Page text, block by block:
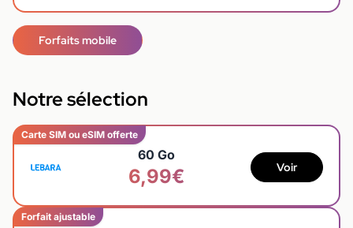
Forfaits mobile
Notre sélection
Carte SIM ou eSIM offerte
60 Go
6,99€ Voir
Forfait ajustable